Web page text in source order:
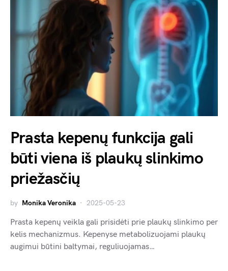
Prasta kepenų funkcija gali
būti viena iš plaukų slinkimo
priežasčių
by Monika Veronika 2025-05-23
Prasta kepenų veikla gali prisidėti prie plaukų slinkimo per
kelis mechanizmus. Kepenyse metabolizuojami plaukų
augimui būtini baltymai, reguliuojamas…